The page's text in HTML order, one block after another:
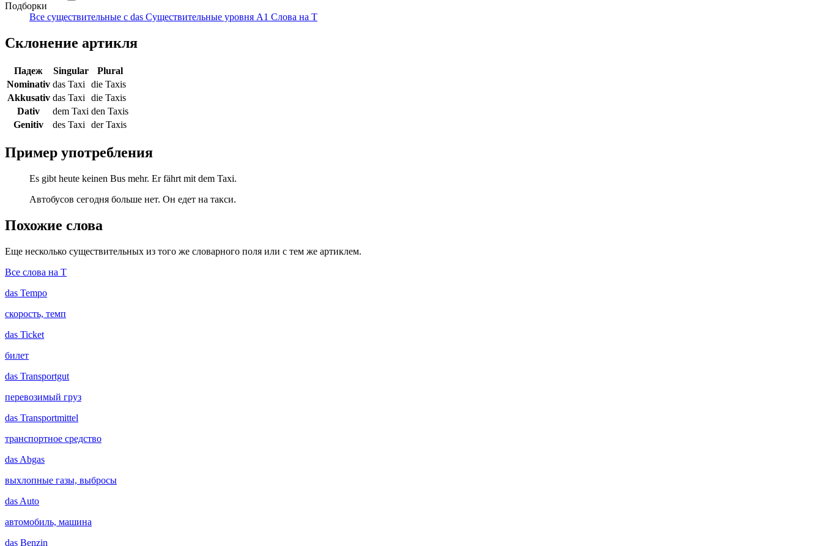
Подборки
Все существительные с das Существительные уровня A1 Слова на T
Склонение артикля
Падеж Singular
Plural
Nominativ das Taxi
die Taxis
Akkusativ das Taxi
die Taxis
Dativ
dem Taxi den Taxis
Genitiv
des Taxi der Taxis
Пример употребления
Es gibt heute keinen Bus mehr. Er fährt mit dem Taxi.
Автобусов сегодня больше нет. Он едет на такси.
Похожие слова
Еще несколько существительных из того же словарного поля или с тем же артиклем.
Все слова на T
das Tempo
скорость, темп
das Ticket
билет
das Transportgut
перевозимый груз
das Transportmittel
транспортное средство
das Abgas
выхлопные газы, выбросы
das Auto
автомобиль, машина
das Benzin